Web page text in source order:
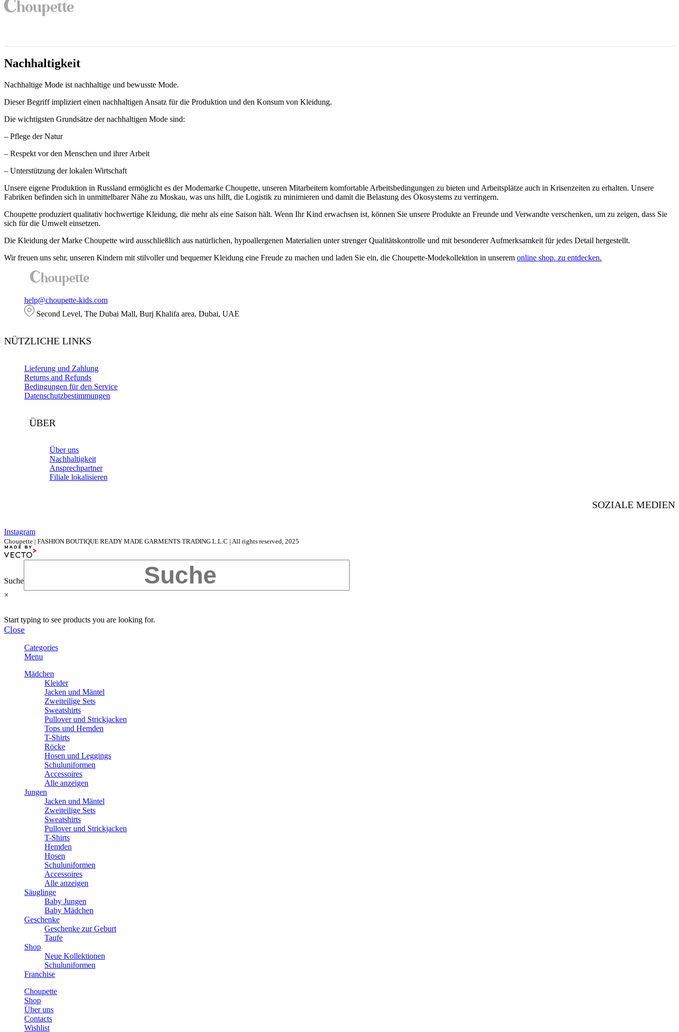
Nachhaltigkeit
Nachhaltige Mode ist nachhaltige und bewusste Mode.
Dieser Begriff impliziert einen nachhaltigen Ansatz für die Produktion und den Konsum von Kleidung.
Die wichtigsten Grundsätze der nachhaltigen Mode sind:
– Pflege der Natur
– Respekt vor den Menschen und ihrer Arbeit
– Unterstützung der lokalen Wirtschaft
Unsere eigene Produktion in Russland ermöglicht es der Modemarke Choupette, unseren Mitarbeitern komfortable Arbeitsbedingungen zu bieten und Arbeitsplätze auch in Krisenzeiten zu erhalten. Unsere
Fabriken befinden sich in unmittelbarer Nähe zu Moskau, was uns hilft, die Logistik zu minimieren und damit die Belastung des Ökosystems zu verringern.
Choupette produziert qualitativ hochwertige Kleidung, die mehr als eine Saison hält. Wenn Ihr Kind erwachsen ist, können Sie unsere Produkte an Freunde und Verwandte verschenken, um zu zeigen, dass Sie
sich für die Umwelt einsetzen.
Die Kleidung der Marke Choupette wird ausschließlich aus natürlichen, hypoallergenen Materialien unter strenger Qualitätskontrolle und mit besonderer Aufmerksamkeit für jedes Detail hergestellt.
Wir freuen uns sehr, unseren Kindern mit stilvoller und bequemer Kleidung eine Freude zu machen und laden Sie ein, die Choupette-Modekollektion in unserem online shop. zu entdecken.
help@choupette-kids.com
Second Level, The Dubai Mall, Burj Khalifa area, Dubai, UAE
NÜTZLICHE LINKS
Lieferung und Zahlung
Returns and Refunds
Bedingungen für den Service
Datenschutzbestimmungen
ÜBER
Über uns
Nachhaltigkeit
Ansprechpartner
Filiale lokalisieren
SOZIALE MEDIEN
Instagram
Choupette | FASHION BOUTIQUE READY MADE GARMENTS TRADING L.L.C | All rights reserved, 2025
Suche
×
Start typing to see products you are looking for.
Close
Categories
Menu
Mädchen
Kleider
Jacken und Mäntel
Zweiteilige Sets
Sweatshirts
Pullover und Strickjacken
Tops und Hemden
T-Shirts
Röcke
Hosen und Leggings
Schuluniformen
Accessoires
Alle anzeigen
Jungen
Jacken und Mäntel
Zweiteilige Sets
Sweatshirts
Pullover und Strickjacken
T-Shirts
Hemden
Hosen
Schuluniformen
Accessoires
Alle anzeigen
Säuglinge
Baby Jungen
Baby Mädchen
Geschenke
Geschenke zur Geburt
Taufe
Shop
Neue Kollektionen
Schuluniformen
Franchise
Choupette
Shop
Über uns
Contacts
Wishlist